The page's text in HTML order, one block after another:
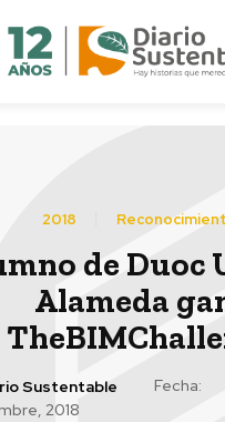
2018
de Duoc
Alameda
Sustentable
Fecha:
2018